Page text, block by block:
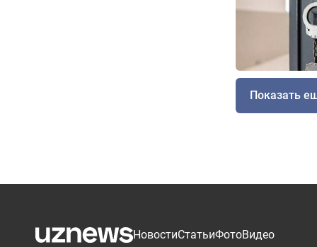
Показать
НовостиСтатьиФотоВидео